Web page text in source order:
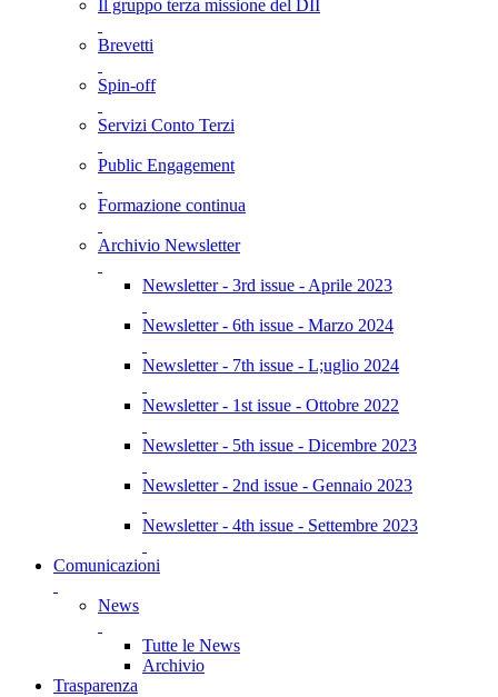
Il gruppo terza missione del DII
Brevetti
Spin-off
Servizi Conto Terzi
Public Engagement
Formazione continua
Archivio Newsletter
Newsletter - 3rd issue - Aprile 2023
Newsletter - 6th issue - Marzo 2024
Newsletter - 7th issue - L;uglio 2024
Newsletter - 1st issue - Ottobre 2022
Newsletter - 5th issue - Dicembre 2023
Newsletter - 2nd issue - Gennaio 2023
Newsletter - 4th issue - Settembre 2023
Comunicazioni
News
Tutte le News
Archivio
Trasparenza